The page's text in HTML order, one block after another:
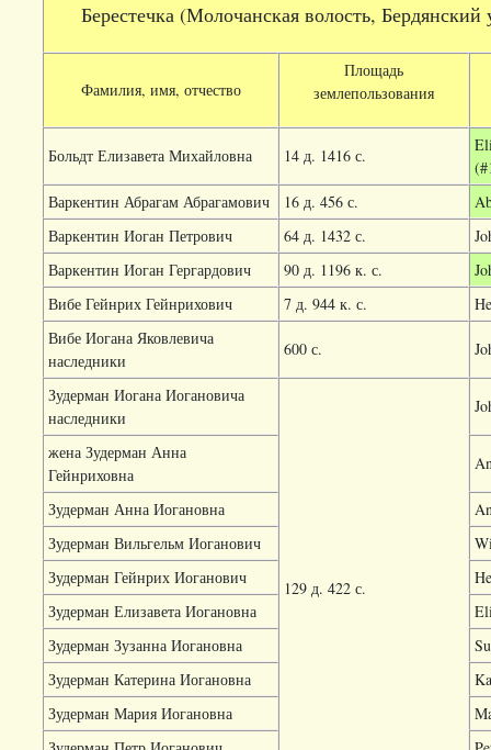
Берестечка (Молочанская волость,
Фамилия, имя, отчество
Площадь
землепользования
Больдт Елизавета Михайловна 14 д. 1416 с.
Варкентин Абрагам Абрагамович
16 д. 456 с.
Варкентин Иоган Петрович
64 д. 1432 с.
Варкентин Иоган Гергардович
90 д. 1196 к. с.
Вибе Гейнрих Гейнрихович
7 д. 944 к. с.
Вибе Иогана Яковлевича
наследники
600 с.
Зудерман Иогана Иогановича
наследники
129 д. 422 с.
жена Зудерман Анна
Гейнриховна
Зудерман Анна Иогановна
Зудерман Вильгельм Иоганович
Зудерман Гейнрих Иоганович
Зудерман Елизавета Иогановна
Зудерман Зузанна Иогановна
Зудерман Катерина Иогановна
Зудерман Мария Иогановна